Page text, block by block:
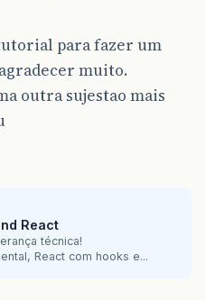
para fazer um
muito.
outra sujestao mais
React
técnica!
React com hooks e...